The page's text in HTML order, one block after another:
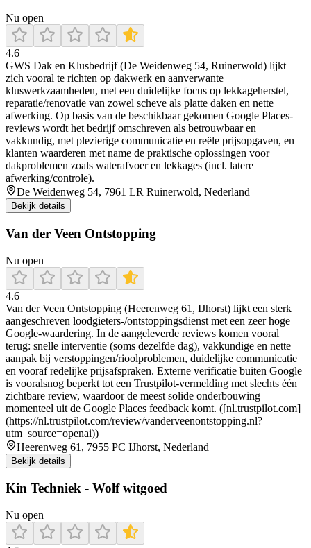
Nu open
4.6
GWS Dak en Klusbedrijf (De Weidenweg 54, Ruinerwold) lijkt
zich vooral te richten op dakwerk en aanverwante
kluswerkzaamheden, met een duidelijke focus op lekkageherstel,
reparatie/renovatie van zowel scheve als platte daken en nette
afwerking. Op basis van de beschikbaar gekomen Google Places-
reviews wordt het bedrijf omschreven als betrouwbaar en
vakkundig, met plezierige communicatie en reële prijsopgaven, en
klanten waarderen met name de praktische oplossingen voor
dakproblemen zoals waterafvoer en lekkages (incl. latere
afwerking/controle).
De Weidenweg 54, 7961 LR Ruinerwold, Nederland
Bekijk details
Van der Veen Ontstopping
Nu open
4.6
Van der Veen Ontstopping (Heerenweg 61, IJhorst) lijkt een sterk
aangeschreven loodgieters-/ontstoppingsdienst met een zeer hoge
Google-waardering. In de aangeleverde reviews komen vooral
terug: snelle interventie (soms dezelfde dag), vakkundige en nette
aanpak bij verstoppingen/rioolproblemen, duidelijke communicatie
en vooraf redelijke prijsafspraken. Externe verificatie buiten Google
is vooralsnog beperkt tot een Trustpilot-vermelding met slechts één
zichtbare review, waardoor de meest solide onderbouwing
momenteel uit de Google Places feedback komt. ([nl.trustpilot.com]
(https://nl.trustpilot.com/review/vanderveenontstopping.nl?
utm_source=openai))
Heerenweg 61, 7955 PC IJhorst, Nederland
Bekijk details
Kin Techniek - Wolf witgoed
Nu open